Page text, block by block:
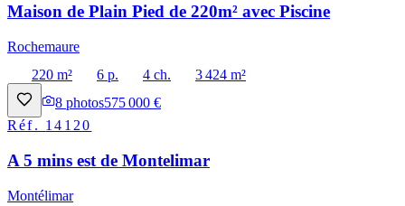
Maison de Plain Pied de 220m² avec Piscine
Rochemaure
220 m²
6 p. 4 ch.
3 424 m²
8 photos575 000 €
Réf. 14120
A 5 mins est de Montelimar
Montélimar